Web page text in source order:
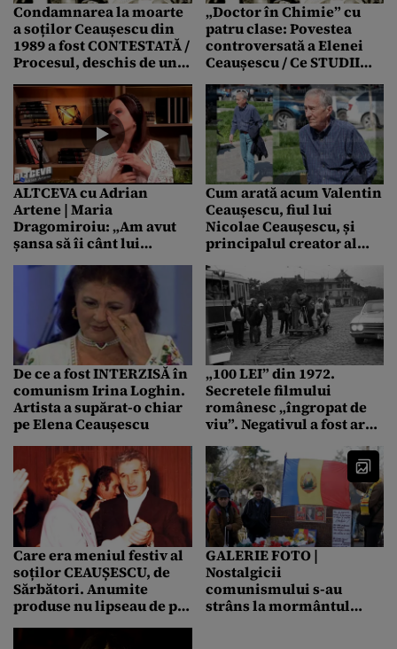
Condamnarea la moarte
a soților Ceaușescu din
1989 a fost CONTESTATĂ /
Procesul, deschis de un
rolul Curții Militare de
Apel
„Doctor în Chimie” cu
patru clase: Povestea
controversată a Elenei
Ceaușescu / Ce STUDII
dictator
ALTCEVA cu Adrian
Artene | Maria
Dragomiroiu: „Am avut
șansa să îi cânt lui
„Nicu a fost un om
extraordinar”
Cum arată acum Valentin
Ceaușescu, fiul lui
Nicolae Ceaușescu, și
principalul creator al
la câștigarea Cupei
Campionilor
De ce a fost INTERZISĂ în
comunism Irina Loghin.
Artista a supărat-o chiar
pe Elena Ceaușescu
„100 LEI” din 1972.
Secretele filmului
românesc „îngropat de
viu”. Negativul a fost ars
producătorul a murit
subit
Care era meniul festiv al
soților CEAUȘESCU, de
Sărbători. Anumite
produse nu lipseau de pe
GALERIE FOTO |
Nostalgicii
comunismului s-au
strâns la mormântul